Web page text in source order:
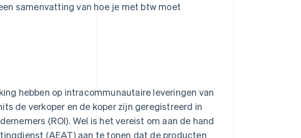
samenvatting van hoe je met btw moet
hebben op intracommunautaire leveringen van
de verkoper en de koper zijn geregistreerd in
(ROI). Wel is het vereist om aan de hand
(AEAT) aan te tonen dat de producten